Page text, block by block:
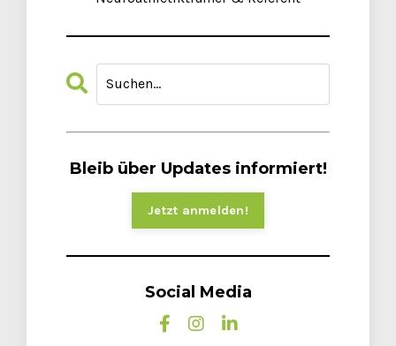
Bleib über Updates informiert!
Jetzt anmelden!
Social Media